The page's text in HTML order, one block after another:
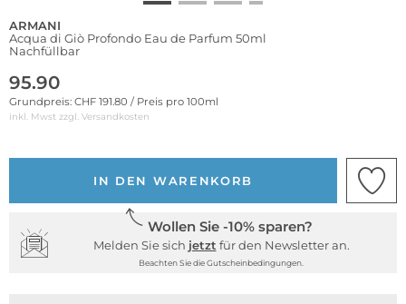
ARMANI
Acqua di Giò Profondo Eau de Parfum 50ml
Nachfüllbar
95.90
Grundpreis: CHF 191.80 / Preis pro 100ml
inkl. Mwst zzgl. Versandkosten
IN DEN WARENKORB
Wollen Sie -10% sparen?
Melden Sie sich jetzt für den Newsletter an.
Beachten Sie die Gutscheinbedingungen.